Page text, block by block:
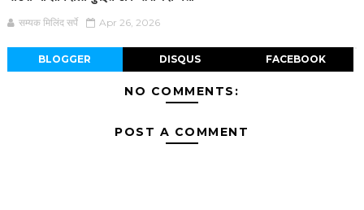
सम्यक मिलिंद सर्पे Apr 26, 2026
BLOGGER DISQUS FACEBOOK
NO COMMENTS:
POST A COMMENT